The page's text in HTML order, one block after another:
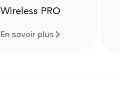
Wireless PRO
En savoir plus